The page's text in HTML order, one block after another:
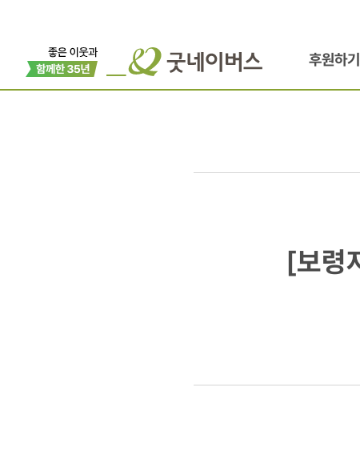
후원하기
[보령저널]
건강검진
[보령